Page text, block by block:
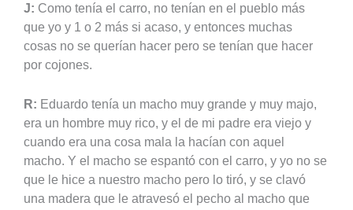
J: Como tenía el carro, no tenían en el pueblo más
que yo y 1 o 2 más si acaso, y entonces muchas
cosas no se querían hacer pero se tenían que hacer
por cojones.
R: Eduardo tenía un macho muy grande y muy majo,
era un hombre muy rico, y el de mi padre era viejo y
cuando era una cosa mala la hacían con aquel
macho. Y el macho se espantó con el carro, y yo no se
que le hice a nuestro macho pero lo tiró, y se clavó
una madera que le atravesó el pecho al macho que